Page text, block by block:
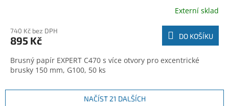
Externí sklad
740 Kč bez DPH
895 Kč DO KOŠÍKU
Brusný papír EXPERT C470 s více otvory pro excentrické
brusky 150 mm, G100, 50 ks
NAČÍST 21 DALŠÍCH